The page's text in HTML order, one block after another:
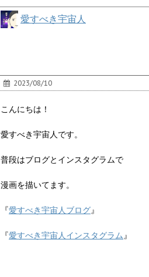
愛すべき宇宙人
2023/08/10
こんにちは！
愛すべき宇宙人です。
普段はブログとインスタグラムで
漫画を描いてます。
『愛すべき宇宙人ブログ』
『愛すべき宇宙人インスタグラム』